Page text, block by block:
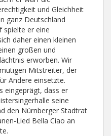
und Gleichheit
ganz Deutschland
spielte er eine
daher einen kleinen
großen und
erworben. Wir
Mitstreiter, der
Andere einsetzte.
eingeprägt, dass er
seine
den Nürnberger Stadtrat
Lied Bella Ciao an